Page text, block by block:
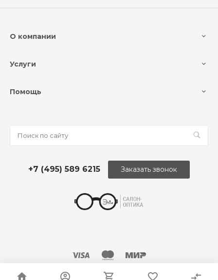
О компании
Услуги
Помощь
+7 (495) 589 6215 Заказать звонок